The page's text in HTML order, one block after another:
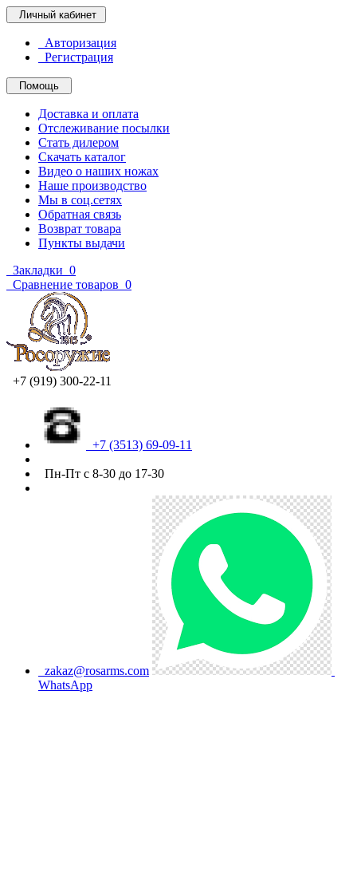
Личный кабинет
Авторизация
Регистрация
Помощь
Доставка и оплата
Отслеживание посылки
Стать дилером
Скачать каталог
Видео о наших ножах
Наше производство
Мы в соц.сетях
Обратная связь
Возврат товара
Пункты выдачи
Закладки 0
Сравнение товаров 0
+7 (919) 300-22-11
+7 (3513) 69-09-11
Пн-Пт с 8-30 до 17-30
zakaz@rosarms.com
WhatsApp